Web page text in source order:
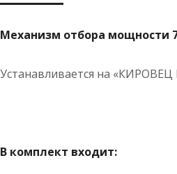
Механизм отбора мощности
Устанавливается на «КИРОВЕЦ
В комплект входит: